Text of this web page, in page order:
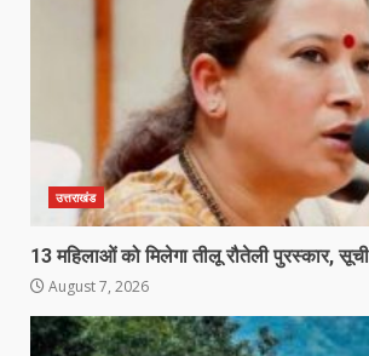
उत्तराखंड
13 महिलाओं को मिलेगा तीलू रौतेली पुरस्कार, सूची
August 7, 2026